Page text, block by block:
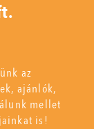
az
ajánlók,
mellet
is!